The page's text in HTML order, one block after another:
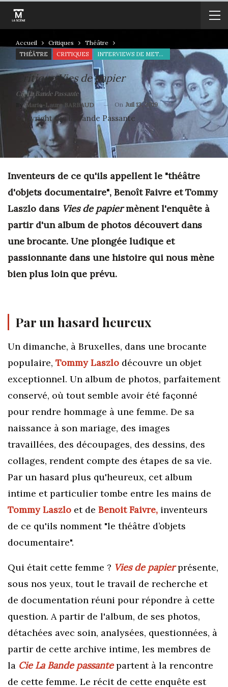
Accueil Critiques Théâtre
THÉÂTRE CRITIQUES INTERVIEWS DE METTEURS EN SCÈNE
Critique Vies de papier
Cie La Bande Passante
ByMarie-Laure BARBAUD On Juil 13, 2019
Copyright Cie la Bande Passante
Inventeurs de ce qu'ils appellent le "théâtre
d'objets documentaire", Benoît Faivre et Tommy
Laszlo dans Vies de papiermènent l'enquête à
partir d'un album de photos découvert dans
une brocante. Une plongée ludique et
passionnante dans une histoire qui nous mène
bien plus loin que prévu.
Par un hasard heureux
Un dimanche, à Bruxelles, dans une brocante
populaire, Tommy Laszlo découvre un objet
exceptionnel. Un album de photos, parfaitement
conservé, où tout semble avoir été façonné
pour rendre hommage à une femme. De sa
naissance à son mariage, des images
travaillées, des découpages, des dessins, des
collages, rendent compte des étapes de sa vie.
Par un hasard plus qu'heureux, cet album
intime et particulier tombe entre les mains de
Tommy Laszlo et de Benoit Faivre, inventeurs
de ce qu'ils nomment "le théâtre d’objets
documentaire".
Qui était cette femme ? Vies de papierprésente,
sous nos yeux, tout le travail de recherche et
de documentation réuni pour répondre à cette
question. A partir de l'album, de ses photos,
détachées avec soin, analysées, questionnées, à
partir de cette archive intime, les membres de
la Cie La Bande passantepartent à la rencontre
de cette femme. Le récit de cette enquête est